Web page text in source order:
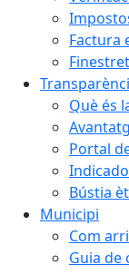
Factura
Què és
Portal
Bústia
Municipi
Com
Guia de